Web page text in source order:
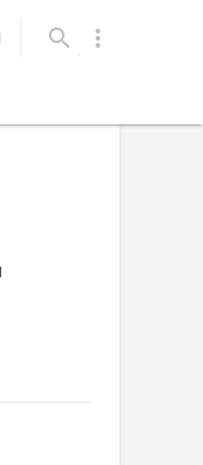
search more_vert